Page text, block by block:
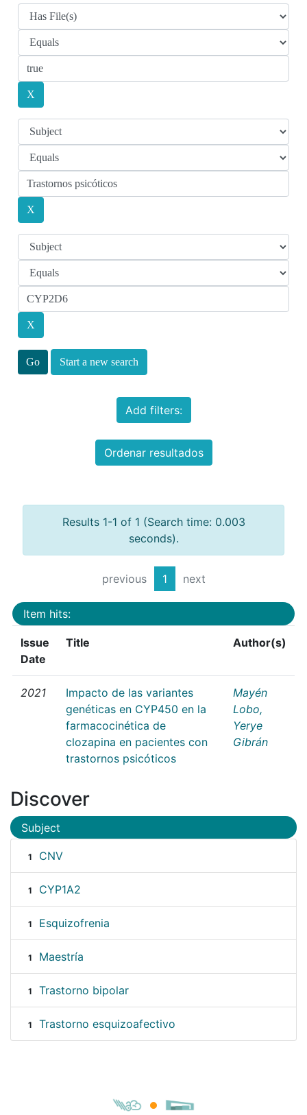
Start a new search
Add filters:
Ordenar resultados
Results 1-1 of 1 (Search time: 0.003
seconds).
previous 1 next
Item hits:
Issue
Date
Title Author(s)
2021
Impacto de las variantes
genéticas en CYP450 en la
farmacocinética de
clozapina en pacientes con
trastornos psicóticos
Mayén
Lobo,
Yerye
Gibrán
Discover
Subject
1 CNV
1 CYP1A2
1 Esquizofrenia
1 Maestría
1 Trastorno bipolar
1 Trastorno esquizoafectivo